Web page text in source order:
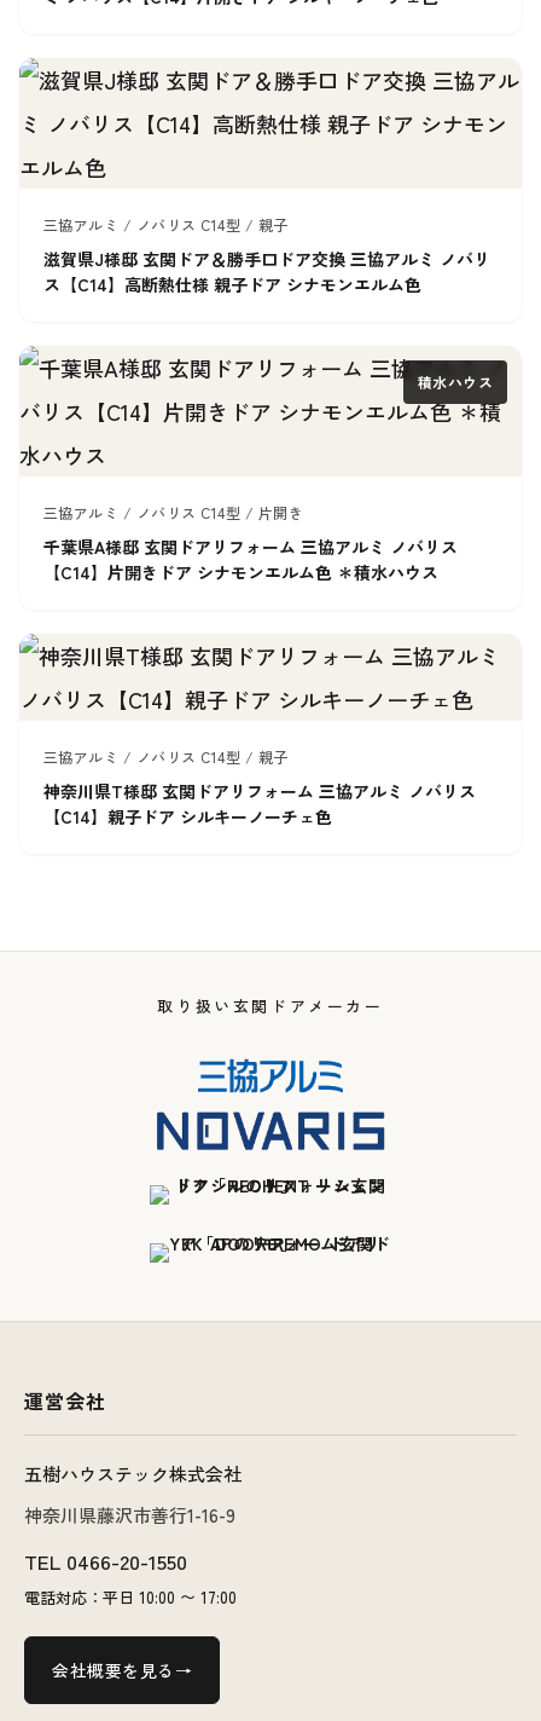
三協アルミ / ノバリス C14型 / 親子
滋賀県J様邸 玄関ドア＆勝手口ドア交換 三協アルミ ノバリ
ス【C14】高断熱仕様 親子ドア シナモンエルム色
積水ハウス
三協アルミ / ノバリス C14型 / 片開き
千葉県A様邸 玄関ドアリフォーム 三協アルミ ノバリス
【C14】片開きドア シナモンエルム色 ＊積水ハウス
三協アルミ / ノバリス C14型 / 親子
神奈川県T様邸 玄関ドアリフォーム 三協アルミ ノバリス
【C14】親子ドア シルキーノーチェ色
取り扱い玄関ドアメーカー
運営会社
五樹ハウステック株式会社
神奈川県藤沢市善行1-16-9
TEL 0466-20-1550
電話対応：平日 10:00 〜 17:00
会社概要を見る